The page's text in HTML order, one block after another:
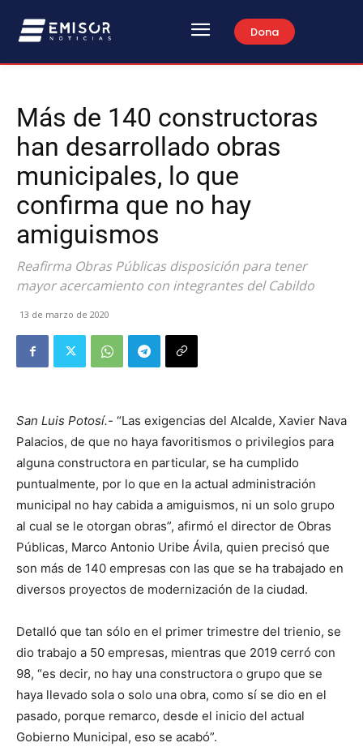
Dona
Más de 140 constructoras
han desarrollado obras
municipales, lo que
confirma que no hay
amiguismos
Reafirma Obras Públicas disposición para tener
mayor acercamiento con integrantes del Cabildo
13 de marzo de 2020
San Luis Potosí.- “Las exigencias del Alcalde, Xavier Nava
Palacios, de que no haya favoritismos o privilegios para
alguna constructora en particular, se ha cumplido
puntualmente, por lo que en la actual administración
municipal no hay cabida a amiguismos, ni un solo grupo
al cual se le otorgan obras”, afirmó el director de Obras
Públicas, Marco Antonio Uribe Ávila, quien precisó que
son más de 140 empresas con las que se ha trabajado en
diversos proyectos de modernización de la ciudad.
Detalló que tan sólo en el primer trimestre del trienio, se
dio trabajo a 50 empresas, mientras que 2019 cerró con
98, “es decir, no hay una constructora o grupo que se
haya llevado sola o solo una obra, como sí se dio en el
pasado, porque remarco, desde el inicio del actual
Gobierno Municipal, eso se acabó”.